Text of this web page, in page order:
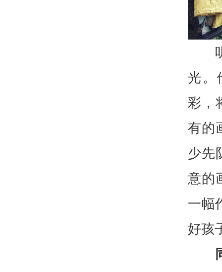
光。
彩，
有的
少先
意的
一幅
好孩